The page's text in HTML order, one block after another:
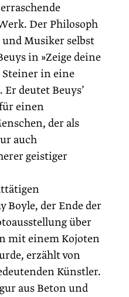
Der Philosoph
Musiker selbst
in »Zeige deine
in eine
deutet Beuys’
einen
der als
auch
geistiger
Boyle, der Ende der
über
mit einem Kojoten
erzählt von
Künstler.
aus Beton und